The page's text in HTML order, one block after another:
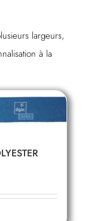
largeurs,
à la